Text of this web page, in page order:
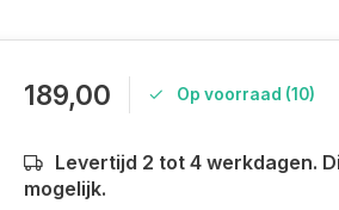
189,00 Op voorraad (10)
Levertijd 2 tot 4 werkdagen.
mogelijk.